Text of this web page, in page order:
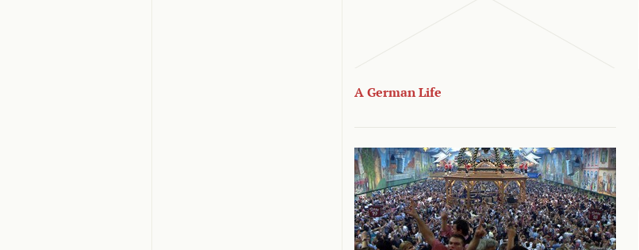
A German Life